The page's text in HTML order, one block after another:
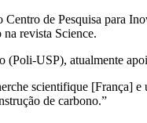
de Pesquisa para
revista Science.
USP), atualmente
scientifique [França]
de carbono.”